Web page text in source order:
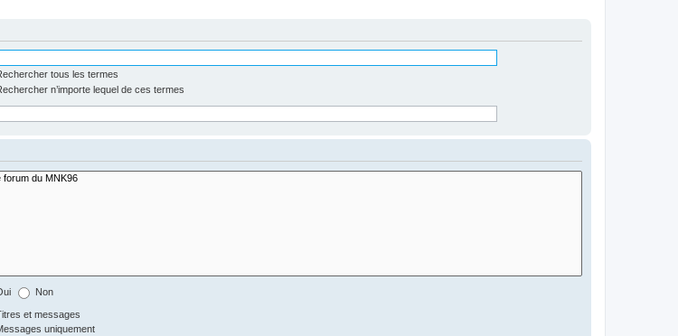
tous les termes
n’importe lequel de ces termes
Non
et messages
uniquement